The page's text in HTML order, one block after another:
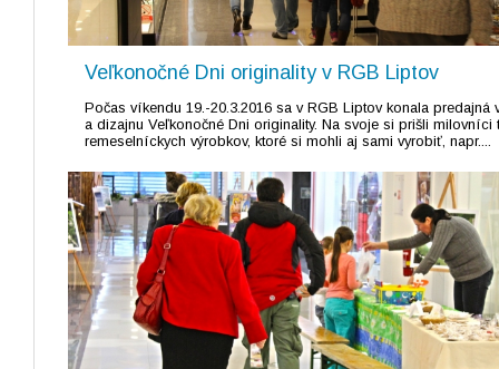
Veľkonočné Dni originality v RGB Liptov
Počas víkendu 19.-20.3.2016 sa v RGB Liptov konala predajná
a dizajnu Veľkonočné Dni originality. Na svoje si prišli milovníci
remeselníckych výrobkov, ktoré si mohli aj sami vyrobiť, napr....